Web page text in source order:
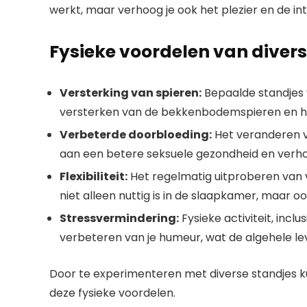
werkt, maar verhoog je ook het plezier en de
Fysieke voordelen van
Versterking van spieren: Bepaalde
versterken van de bekkenbodemspieren en
Verbeterde doorbloeding: Het veranderen
aan een betere seksuele gezondheid en
Flexibiliteit: Het regelmatig uitproberen van
niet alleen nuttig is in de slaapkamer, maar
Stressvermindering: Fysieke activiteit,
verbeteren van je humeur, wat de algehele
Door te experimenteren met diverse standjes
deze fysieke voordelen.